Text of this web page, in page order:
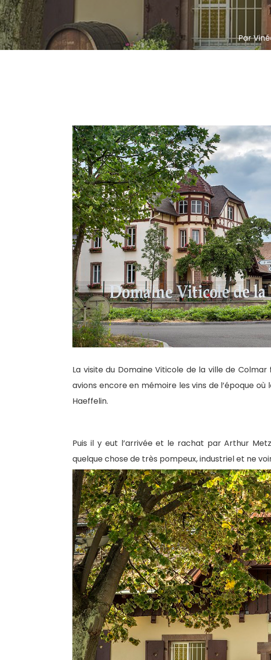
Par
La visite du Domaine Viticole de la ville de
avions encore en mémoire les vins de l’époque
Haeffelin.
Puis il y eut l’arrivée et le rachat par Arthur
quelque chose de très pompeux, industriel et ne